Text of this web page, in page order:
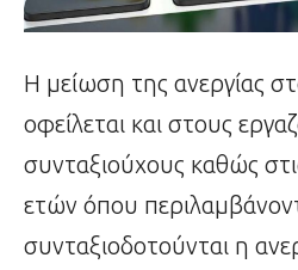
Η μείωση της ανεργίας
οφείλεται και στους
συνταξιούχους καθώς
ετών όπου
συνταξιοδοτούνται η